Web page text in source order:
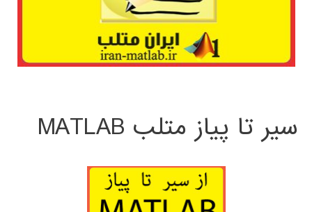
سیر تا پیاز متلب MATLAB